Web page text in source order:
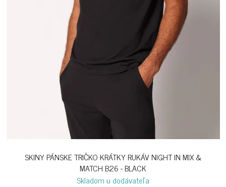
SKINY PÁNSKE TRIČKO KRÁTKY RUKÁV NIGHT IN MIX &
MATCH B26 - BLACK
Skladom u dodávateľa